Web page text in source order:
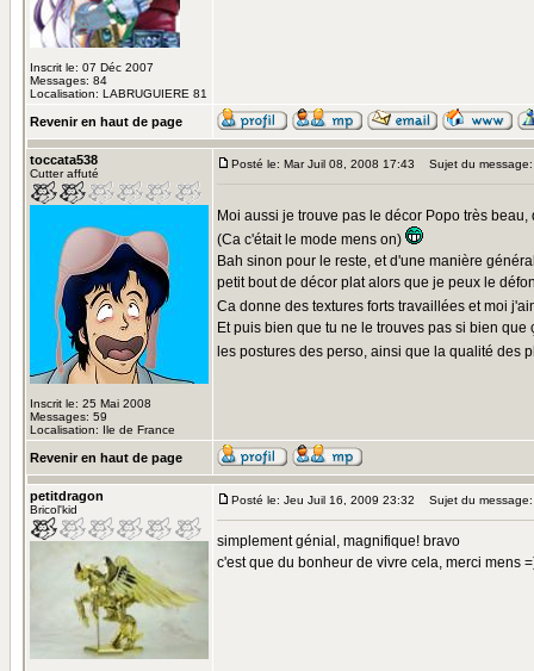
Inscrit le: 07 Déc 2007
Messages: 84
Localisation: LABRUGUIERE 81
Revenir en haut de page
toccata538
Cutter affuté
Inscrit le: 25 Mai 2008
Messages: 59
Localisation: Ile de France
Posté le: Mar Juil 08, 2008 17:43 Sujet du message:
Moi aussi je trouve pas le décor Popo très
(Ca c'était le mode mens on)
Bah sinon pour le reste, et d'une manière
petit bout de décor plat alors que je peux le
Ca donne des textures forts travaillées et moi
Et puis bien que tu ne le trouves pas si bien
les postures des perso, ainsi que la qualité des
Revenir en haut de page
petitdragon
Bricol'kid
Posté le: Jeu Juil 16, 2009 23:32 Sujet du message:
simplement génial, magnifique! bravo
c'est que du bonheur de vivre cela, merci mens